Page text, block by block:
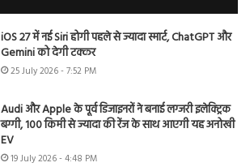
iOS 27 में नई Siri होगी पहले से ज्यादा स्मार्ट, ChatGPT और
Gemini को देगी टक्कर
25 July 2026 - 7:52 PM
Audi और Apple के पूर्व डिजाइनरों ने बनाई लग्जरी इलेक्ट्रिक
बग्गी, 100 किमी से ज्यादा की रेंज के साथ आएगी यह अनोखी
EV
19 July 2026 - 4:48 PM